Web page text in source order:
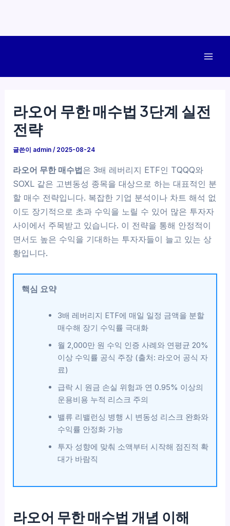
라오어 무한 매수법 3단계 실전
전략
글쓴이 admin/ 2025-08-24
라오어 무한 매수법은 3배 레버리지 ETF인 TQQQ와
SOXL 같은 고변동성 종목을 대상으로 하는 대표적인 분
할 매수 전략입니다. 복잡한 기업 분석이나 차트 해석 없
이도 장기적으로 초과 수익을 노릴 수 있어 많은 투자자
사이에서 주목받고 있습니다. 이 전략을 통해 안정적이
면서도 높은 수익을 기대하는 투자자들이 늘고 있는 상
황입니다.
핵심 요약
3배 레버리지 ETF에 매일 일정 금액을 분할
매수해 장기 수익률 극대화
월 2,000만 원 수익 인증 사례와 연평균 20%
이상 수익률 공식 주장 (출처: 라오어 공식 자
료)
급락 시 원금 손실 위험과 연 0.95% 이상의
운용비용 누적 리스크 주의
밸류 리밸런싱 병행 시 변동성 리스크 완화와
수익률 안정화 가능
투자 성향에 맞춰 소액부터 시작해 점진적 확
대가 바람직
라오어 무한 매수법 개념 이해